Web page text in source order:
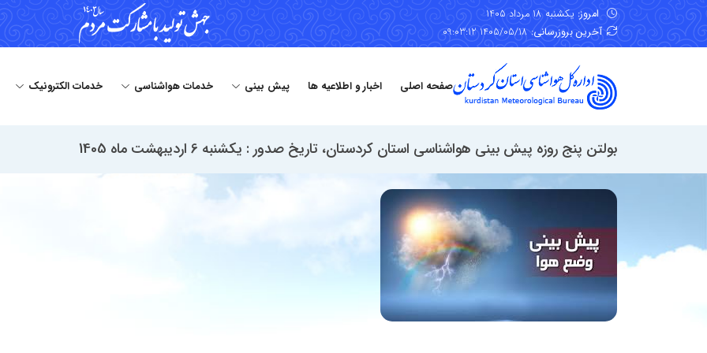
امروز: یکشنبه 18 مرداد 1405
آخرین بروزرسانی: 1405/05/18 09:03:12
صفحه اصلی اخبار و اطلاعیه ها پیش بینی خدمات هواشناسی خدمات الکترونیک
بولتن پنج روزه پیش بینی هواشناسی استان کردستان، تاریخ صدور : یکشنبه 6 اردیبهشت ماه 1405